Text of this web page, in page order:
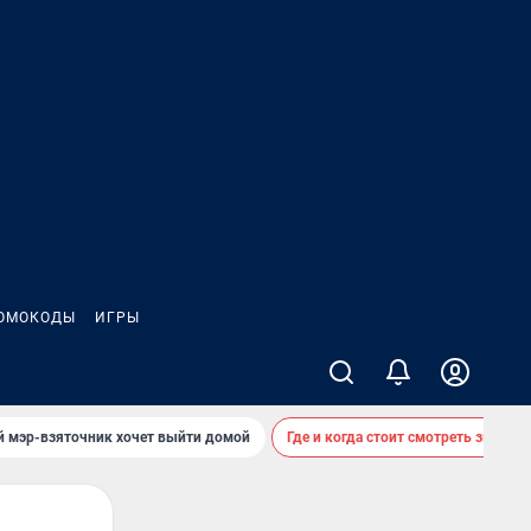
ИГРЫ
мэр-взяточник хочет выйти домой Где и когда стоит смотреть